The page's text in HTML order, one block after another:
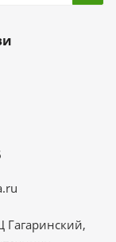
Гагаринский,